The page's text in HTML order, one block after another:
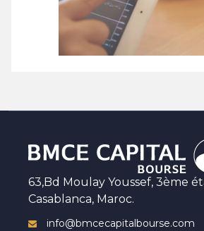
63,Bd Moulay Youssef, 3ème
Casablanca, Maroc.
info@bmcecapitalbourse.com